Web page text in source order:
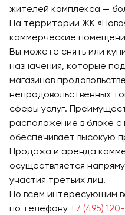
жителей комплекса —
На территории ЖК
коммерческие
Вы можете снять или
назначения, которые
магазинов
непродовольственных
сферы услуг.
расположение в блоке с
обеспечивает высокую
Продажа и аренда
осуществляется
участия третьих лиц.
По всем интересующим
по телефону +7 (495)